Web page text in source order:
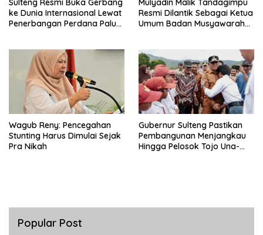
Sulteng Resmi Buka Gerbang
ke Dunia Internasional Lewat
Penerbangan Perdana Palu-
Mulyadin Malik Tandagimpu
Resmi Dilantik Sebagai Ketua
Umum Badan Musyawarah
Wagub Reny: Pencegahan
Stunting Harus Dimulai Sejak
Pra Nikah
Gubernur Sulteng Pastikan
Pembangunan Menjangkau
Hingga Pelosok Tojo Una-
Popular Post